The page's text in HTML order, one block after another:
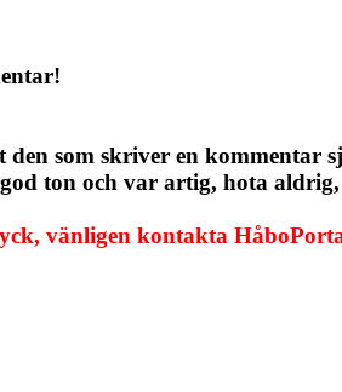
som skriver en kommentar
ton och var artig, hota
vänligen kontakta